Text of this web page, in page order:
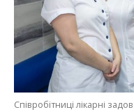
Співробітниці лікарні